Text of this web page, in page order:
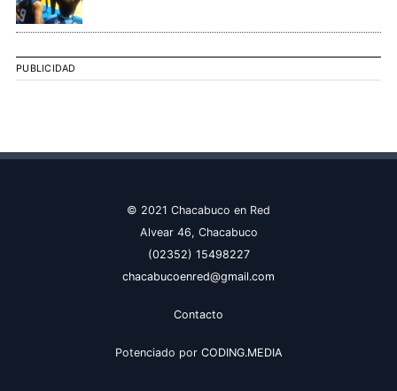
PUBLICIDAD
© 2021 Chacabuco en Red
Alvear 46, Chacabuco
(02352) 15498227
chacabucoenred@gmail.com
Contacto
Potenciado por CODING.MEDIA